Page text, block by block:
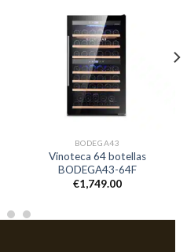
BODEGA43
Vinoteca 64 botellas
BODEGA43-64F
€1,749.00